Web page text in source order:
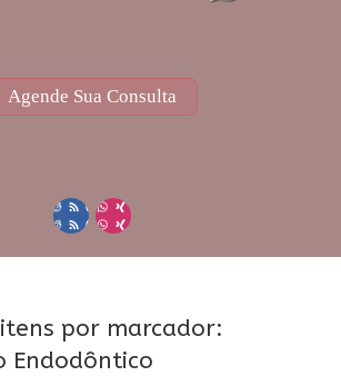
Agende Sua Consulta
por marcador:
Endodôntico